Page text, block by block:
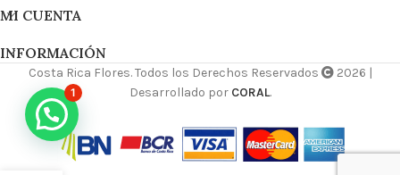
MI CUENTA
INFORMACIÓN
Costa Rica Flores. Todos los Derechos Reservados
2026 |
Desarrollado por CORAL.
1